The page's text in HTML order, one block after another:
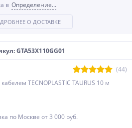
GTA53X110GG01
(44)
TECNOPLASTIC TAURUS 10 м
по Москве от 3 000 руб.
в Определение...
О ДОСТАВКЕ